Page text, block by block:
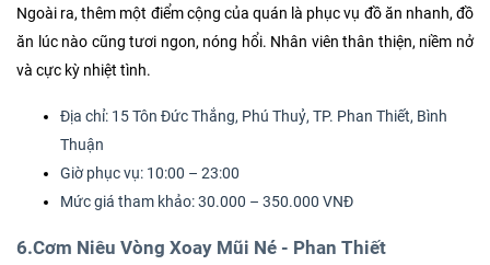
Ngoài ra, thêm một điểm cộng của quán là phục vụ đồ ăn nhanh, đồ
ăn lúc nào cũng tươi ngon, nóng hổi. Nhân viên thân thiện, niềm nở
và cực kỳ nhiệt tình.
Địa chỉ: 15 Tôn Đức Thắng, Phú Thuỷ, TP. Phan Thiết, Bình
Thuận
Giờ phục vụ: 10:00 – 23:00
Mức giá tham khảo: 30.000 – 350.000 VNĐ
6.Cơm Niêu Vòng Xoay Mũi Né - Phan Thiết